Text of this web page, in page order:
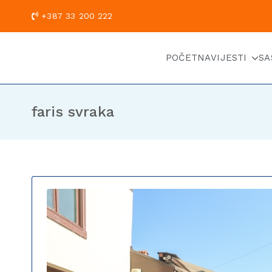
+387 33 200
POČETNAVIJESTI
faris svraka